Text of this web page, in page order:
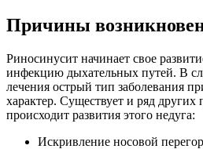
Причины
Риносинусит начинает свое
инфекцию дыхательных путей. В
лечения острый тип заболевания
характер. Существует и ряд
происходит развития этого недуга:
Искривление носовой